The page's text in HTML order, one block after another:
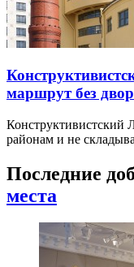
маршрут без
Конструктивистский
районам и не
Последние
места